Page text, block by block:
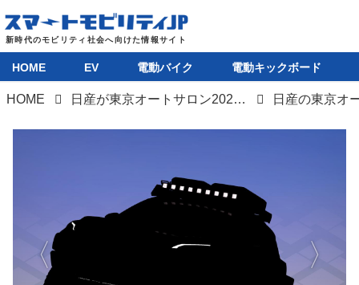
HOME
電動バイク
電動キックボード
ライフスタイル
HOME EV 電動バイク 電動キックボード
HOME 日産が東京オートサロン2024出展概要公開。フォーミュラE「Tokyo E-Prix」参戦車や"走るポータブル電源"のコンセプトカーなど